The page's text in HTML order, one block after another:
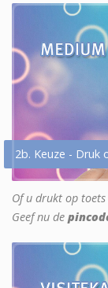
2b. Keuze - Druk
Of u drukt op toets
Geef nu de